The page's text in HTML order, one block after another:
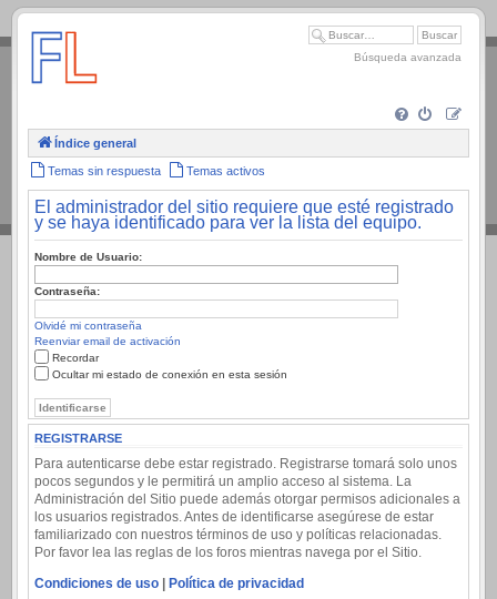
.
Búsqueda avanzada
Índice general
Temas sin respuesta Temas activos
El administrador del sitio requiere que esté registrado
y se haya identificado para ver la lista del equipo.
Nombre de Usuario:
Contraseña:
Olvidé mi contraseña
Reenviar email de activación
Recordar
Ocultar mi estado de conexión en esta sesión
REGISTRARSE
Para autenticarse debe estar registrado. Registrarse tomará solo unos
pocos segundos y le permitirá un amplio acceso al sistema. La
Administración del Sitio puede además otorgar permisos adicionales a
los usuarios registrados. Antes de identificarse asegúrese de estar
familiarizado con nuestros términos de uso y políticas relacionadas.
Por favor lea las reglas de los foros mientras navega por el Sitio.
Condiciones de uso | Política de privacidad